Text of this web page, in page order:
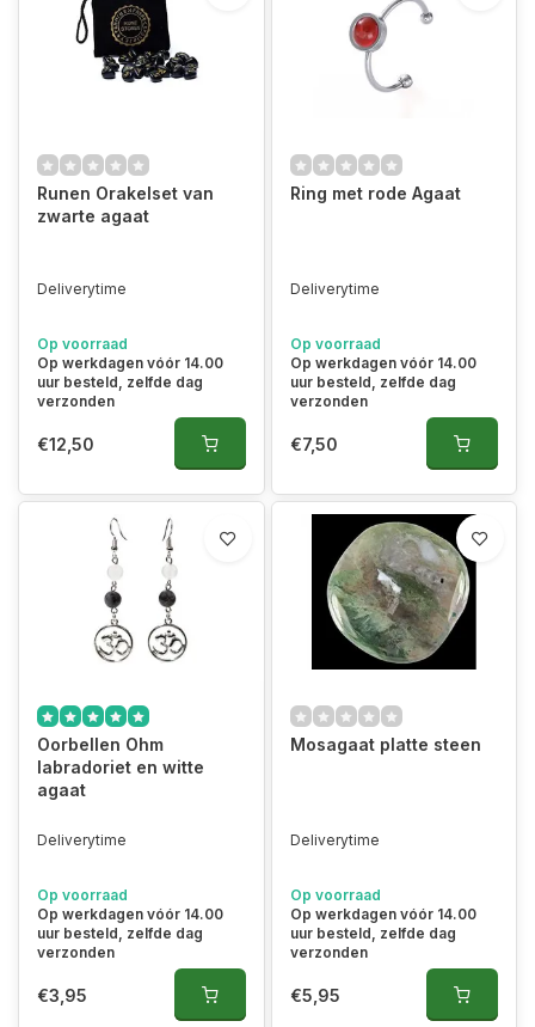
Runen Orakelset van
zwarte agaat
Deliverytime
Op voorraad
Op werkdagen vóór 14.00
uur besteld, zelfde dag
verzonden
€12,50
Ring met rode Agaat
Deliverytime
Op voorraad
Op werkdagen vóór 14.00
uur besteld, zelfde dag
verzonden
€7,50
Oorbellen Ohm
labradoriet en witte
agaat
Deliverytime
Op voorraad
Op werkdagen vóór 14.00
uur besteld, zelfde dag
verzonden
€3,95
Mosagaat platte steen
Deliverytime
Op voorraad
Op werkdagen vóór 14.00
uur besteld, zelfde dag
verzonden
€5,95